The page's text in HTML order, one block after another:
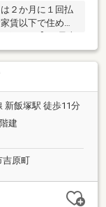
２か月に１回払
賃以下で住める
・全室フローリ
エレベーターが
新飯塚駅 徒歩11分
建
吉原町